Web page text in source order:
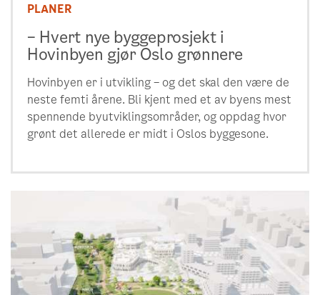
PLANER
– Hvert nye byggeprosjekt i
Hovinbyen gjør Oslo grønnere
Hovinbyen er i utvikling – og det skal den være de
neste femti årene. Bli kjent med et av byens mest
spennende byutviklingsområder, og oppdag hvor
grønt det allerede er midt i Oslos byggesone.